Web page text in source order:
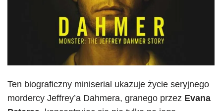
Ten biograficzny miniserial ukazuje życie seryjnego
mordercy Jeffrey’a Dahmera, granego przez Evana